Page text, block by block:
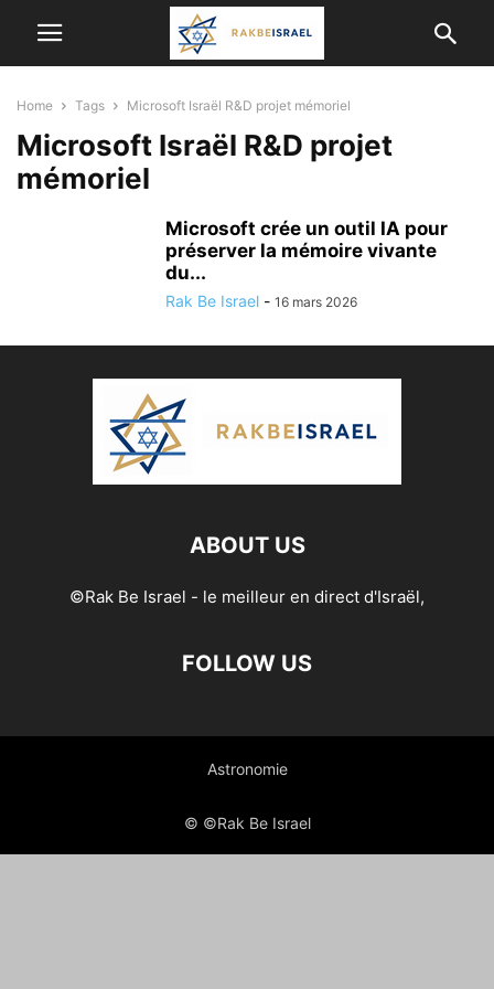
Home Tags Microsoft Israël R&D projet mémoriel
Microsoft Israël R&D projet
mémoriel
Microsoft crée un outil IA pour
préserver la mémoire vivante
du...
Rak Be Israel - 16 mars 2026
ABOUT US
©Rak Be Israel - le meilleur en direct d'Israël,
FOLLOW US
Astronomie
© ©Rak Be Israel